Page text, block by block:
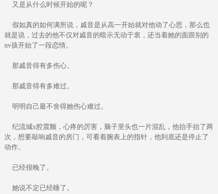
又是从什么时候开始的呢？
假如真的如何满所说，戚音是从高一开始就对他动了心思，那么也
就是说，过去的他不仅对戚音的暗示无动于衷，还当着她的面跟别的
nv孩开始了一段恋情。
那戚音得有多伤心。
那戚音得有多难过。
明明自己最不舍得她伤心难过。
纪流城x腔震颤，心疼的厉害，脑子里头也一片混乱，他抬手抬了两
次，想要敲响戚音的房门，可看着腕表上的指针，他到底还是停止了
动作。
已经很晚了。
她说不定已经睡了。